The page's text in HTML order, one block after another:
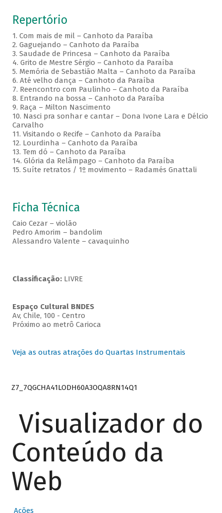
Repertório
1. Com mais de mil – Canhoto da Paraíba
2. Gaguejando – Canhoto da Paraíba
3. Saudade de Princesa – Canhoto da Paraíba
4. Grito de Mestre Sérgio – Canhoto da Paraíba
5. Memória de Sebastião Malta – Canhoto da Paraíba
6. Até velho dança – Canhoto da Paraíba
7. Reencontro com Paulinho – Canhoto da Paraíba
8. Entrando na bossa – Canhoto da Paraíba
9. Raça – Milton Nascimento
10. Nasci pra sonhar e cantar – Dona Ivone Lara e Délcio
Carvalho
11. Visitando o Recife – Canhoto da Paraíba
12. Lourdinha – Canhoto da Paraíba
13. Tem dó – Canhoto da Paraíba
14. Glória da Relâmpago – Canhoto da Paraíba
15. Suíte retratos / 1º movimento – Radamés Gnattali
Ficha Técnica
Caio Cezar – violão
Pedro Amorim – bandolim
Alessandro Valente – cavaquinho
Classificação: LIVRE
Espaço Cultural BNDES
Av, Chile, 100 - Centro
Próximo ao metrô Carioca
Veja as outras atrações do Quartas Instrumentais
Z7_7QGCHA41LODH60A3OQA8RN14Q1
Visualizador do
Conteúdo da
Web
Ações